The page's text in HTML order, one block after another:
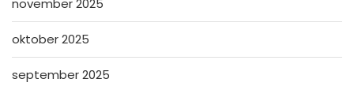
oktober 2025
september 2025